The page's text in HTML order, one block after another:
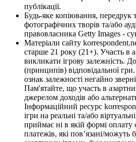
публікації.
Будь-яке копіювання, передрук
фотографічних творів та/або
правовласника Getty Images -
Матеріали сайту
старше 21 року (21+). Участь в
викликати ігрову залежність.
(принципів) відповідальної
ознак залежності негайно
Пам'ятайте, що участь в
джерелом доходів або
Інформаційний ресурс
ігри на реальні та/або
приймає ні в якій формі оплату
платежів, які пов’язані/можуть